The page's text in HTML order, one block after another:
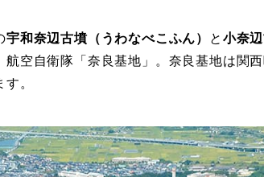
宇和奈辺古墳（うわなべこふん） と小奈
空自衛隊「奈良基地」。奈良基地は関
。